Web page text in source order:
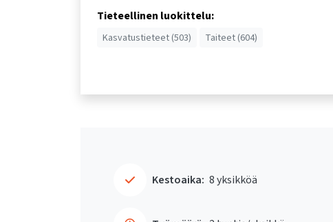
Tieteellinen luokittelu:
Kasvatustieteet (503) Taiteet (604)
Kestoaika: 8 yksikköä